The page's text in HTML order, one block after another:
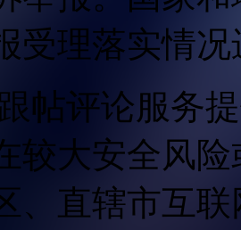
受理落实情
帖评论服务
较大安全风
、直辖市互